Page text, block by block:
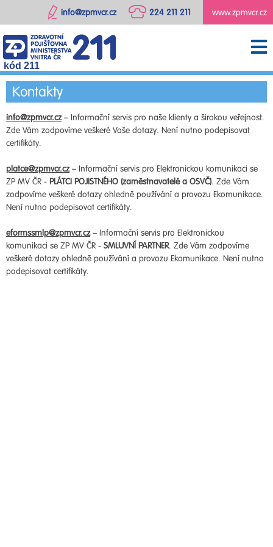
www.zpmvcr.cz
224 211 211
info@zpmvcr.cz
kód 211
Kontakty
info@zpmvcr.cz– Informační servis pro naše klienty a širokou veřejnost.
Zde Vám zodpovíme veškeré Vaše dotazy. Není nutno podepisovat
certifikáty.
platce@zpmvcr.cz– Informační servis pro Elektronickou komunikaci se
ZP MV ČR - PLÁTCI POJISTNÉHO (zaměstnavatelé a OSVČ). Zde Vám
zodpovíme veškeré dotazy ohledně používání a provozu Ekomunikace.
Není nutno podepisovat certifikáty.
eformssmlp@zpmvcr.cz– Informační servis pro Elektronickou
komunikaci se ZP MV ČR - SMLUVNÍ PARTNER. Zde Vám zodpovíme
veškeré dotazy ohledně používání a provozu Ekomunikace. Není nutno
podepisovat certifikáty.